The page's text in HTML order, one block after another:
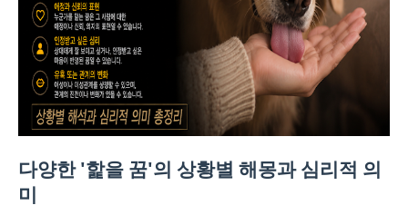
다양한 '핥을 꿈'의 상황별 해몽과 심리적 의
미